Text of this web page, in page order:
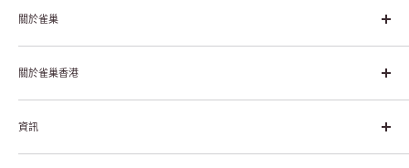
關於雀巢
雀巢集團起源於1866年的瑞士，目前是全球領先的「營養、健康、
幸福生活」企業。雀巢的目標是「我們充分發掘食品的力量，提升
關於雀巢香港
關於雀巢香港
雀巢香港創造共享價值
聯絡我們
資訊
付款及送貨